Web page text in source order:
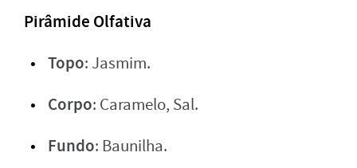
Pirâmide Olfativa
Topo: Jasmim.
Corpo: Caramelo, Sal.
Fundo: Baunilha.